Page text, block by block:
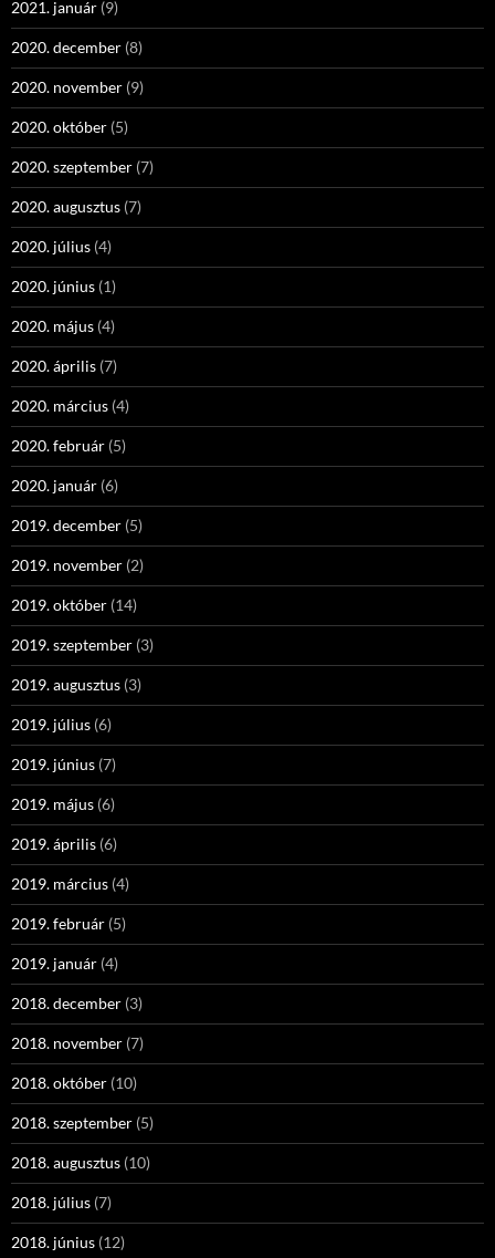
2021. január (9)
2020. december (8)
2020. november (9)
2020. október (5)
2020. szeptember (7)
2020. augusztus (7)
2020. július (4)
2020. június (1)
2020. május (4)
2020. április (7)
2020. március (4)
2020. február (5)
2020. január (6)
2019. december (5)
2019. november (2)
2019. október (14)
2019. szeptember (3)
2019. augusztus (3)
2019. július (6)
2019. június (7)
2019. május (6)
2019. április (6)
2019. március (4)
2019. február (5)
2019. január (4)
2018. december (3)
2018. november (7)
2018. október (10)
2018. szeptember (5)
2018. augusztus (10)
2018. július (7)
2018. június (12)